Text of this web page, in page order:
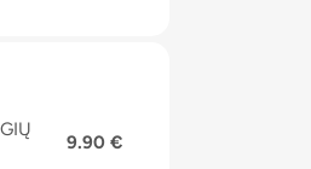
9.90 €